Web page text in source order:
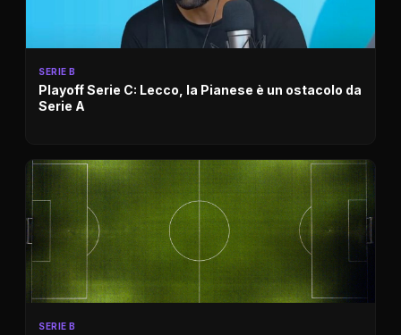
SERIE B
Playoff Serie C: Lecco, la Pianese è un ostacolo da
Serie A
SERIE B